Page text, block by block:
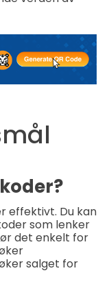
effektivt. Du kan
som lenker
det enkelt for
salget for